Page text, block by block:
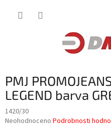
PMJ
LEGEND barva
1420/30
Průměrné
Neohodnoceno Podrobnosti